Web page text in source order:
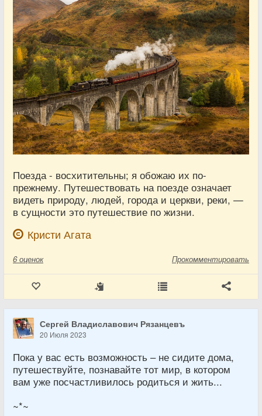
Поезда - восхитительны; я обожаю их по-
прежнему. Путешествовать на поезде означает
видеть природу, людей, города и церкви, реки, —
в сущности это путешествие по жизни.
Кристи Агата
6 оценок Прокомментировать
Сергей Владиславович Рязанцевъ
20 Июля 2023
Пока у вас есть возможность – не сидите дома,
путешествуйте, познавайте тот мир, в котором
вам уже посчастливилось родиться и жить...
~*~